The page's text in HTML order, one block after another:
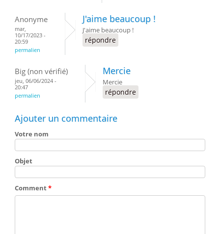
Anonyme
mar,
10/17/2023 -
20:59
permalien
J'aime beaucoup !
J'aime beaucoup !
répondre
Big (non vérifié)
jeu, 06/06/2024 -
20:47
permalien
Mercie
Mercie
répondre
Ajouter un commentaire
Votre nom
Objet
Comment*